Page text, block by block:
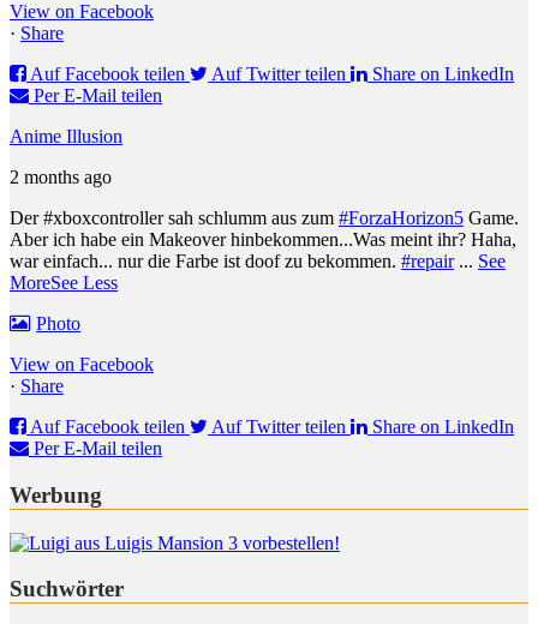
View on Facebook
· Share
Auf Facebook teilen
Auf Twitter teilen
Share on LinkedIn
Per E-Mail teilen
Anime Illusion
2 months ago
Der #xboxcontroller sah schlumm aus zum #ForzaHorizon5 Game.
Aber ich habe ein Makeover hinbekommen...Was meint ihr? Haha,
war einfach... nur die Farbe ist doof zu bekommen. #repair ... See
MoreSee Less
Photo
View on Facebook
· Share
Auf Facebook teilen
Auf Twitter teilen
Share on LinkedIn
Per E-Mail teilen
Werbung
Suchwörter